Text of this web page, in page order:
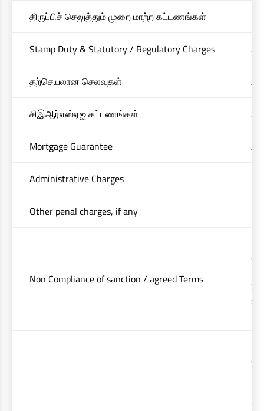
திருப்பிச் செலுத்தும் முறை மாற்ற கட்டணங்கள்
Stamp Duty & Statutory / Regulatory Charges At
தற்செயலான செலவுகள் At
சிஇஆர்எஸ்ஏஐ கட்டணங்கள் At
Mortgage Guarantee At
Administrative Charges
Other penal charges, if any
Non Compliance of sanction / agreed Terms